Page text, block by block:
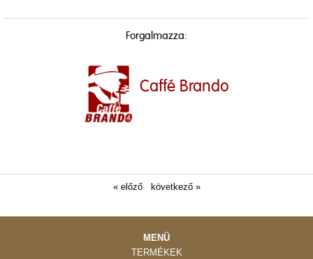
Forgalmazza:
Caffé Brando
« előző következő »
MENÜ
TERMÉKEK